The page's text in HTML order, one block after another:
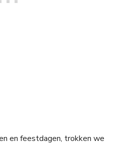
en feestdagen, trokken we